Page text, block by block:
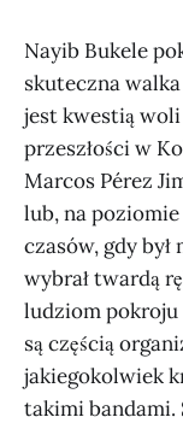
Nayib Bukele
skuteczna
jest kwestią
przeszłości w
Marcos Pérez
lub, na
czasów, gdy był
wybrał twardą
ludziom
są częścią
jakiegokolwiek
takimi bandami.